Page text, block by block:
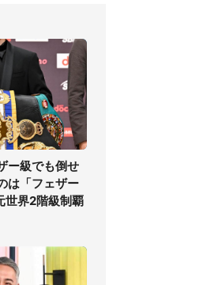
ー級でも倒せ
は「フェザー
世界2階級制覇